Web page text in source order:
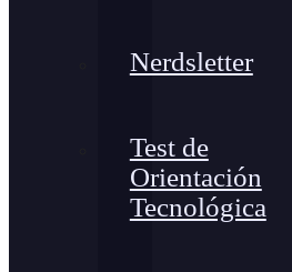
Nerdsletter
Test de
Orientación
Tecnológica